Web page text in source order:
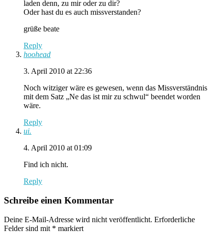
laden denn, zu mir oder zu dir?
Oder hast du es auch missverstanden?
grüße beate
Reply
hoohead
3. April 2010 at 22:36
Noch witziger wäre es gewesen, wenn das Missverständnis
mit dem Satz „Ne das ist mir zu schwul“ beendet worden
wäre.
Reply
ui.
4. April 2010 at 01:09
Find ich nicht.
Reply
Schreibe einen Kommentar
Deine E-Mail-Adresse wird nicht veröffentlicht. Erforderliche
Felder sind mit * markiert